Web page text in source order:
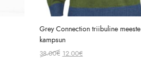
Grey Connection triibuline meeste
kampsun
38.00€ Original
12.00€Current